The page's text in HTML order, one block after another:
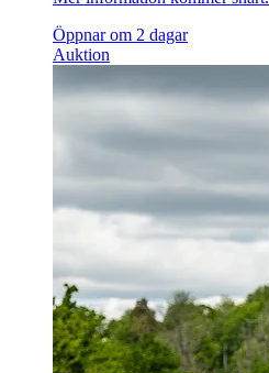
Öppnar om 2 dagar
Auktion